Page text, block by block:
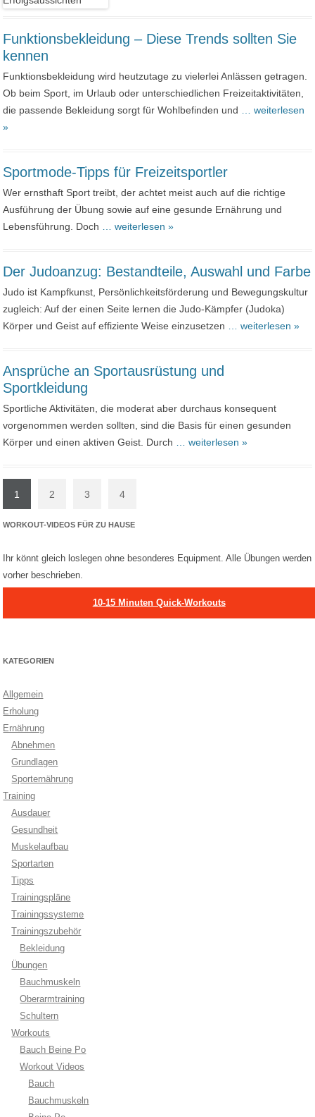
Funktionsbekleidung – Diese Trends sollten Sie
kennen
Funktionsbekleidung wird heutzutage zu vielerlei Anlässen getragen.
Ob beim Sport, im Urlaub oder unterschiedlichen Freizeitaktivitäten,
die passende Bekleidung sorgt für Wohlbefinden und
… weiterlesen
»
Sportmode-Tipps für Freizeitsportler
Wer ernsthaft Sport treibt, der achtet meist auch auf die richtige
Ausführung der Übung sowie auf eine gesunde Ernährung und
Lebensführung. Doch
… weiterlesen »
Der Judoanzug: Bestandteile, Auswahl und Farbe
Judo ist Kampfkunst, Persönlichkeitsförderung und Bewegungskultur
zugleich: Auf der einen Seite lernen die Judo-Kämpfer (Judoka)
Körper und Geist auf effiziente Weise einzusetzen
… weiterlesen »
Ansprüche an Sportausrüstung und
Sportkleidung
Sportliche Aktivitäten, die moderat aber durchaus konsequent
vorgenommen werden sollten, sind die Basis für einen gesunden
Körper und einen aktiven Geist. Durch
… weiterlesen »
1 2 3 4
WORKOUT-VIDEOS FÜR ZU HAUSE
Ihr könnt gleich loslegen ohne besonderes Equipment. Alle Übungen werden
vorher beschrieben.
10-15 Minuten Quick-Workouts
KATEGORIEN
Allgemein
Erholung
Ernährung
Abnehmen
Grundlagen
Sporternährung
Training
Ausdauer
Gesundheit
Muskelaufbau
Sportarten
Tipps
Trainingspläne
Trainingssysteme
Trainingszubehör
Bekleidung
Übungen
Bauchmuskeln
Oberarmtraining
Schultern
Workouts
Bauch Beine Po
Workout Videos
Bauch
Bauchmuskeln